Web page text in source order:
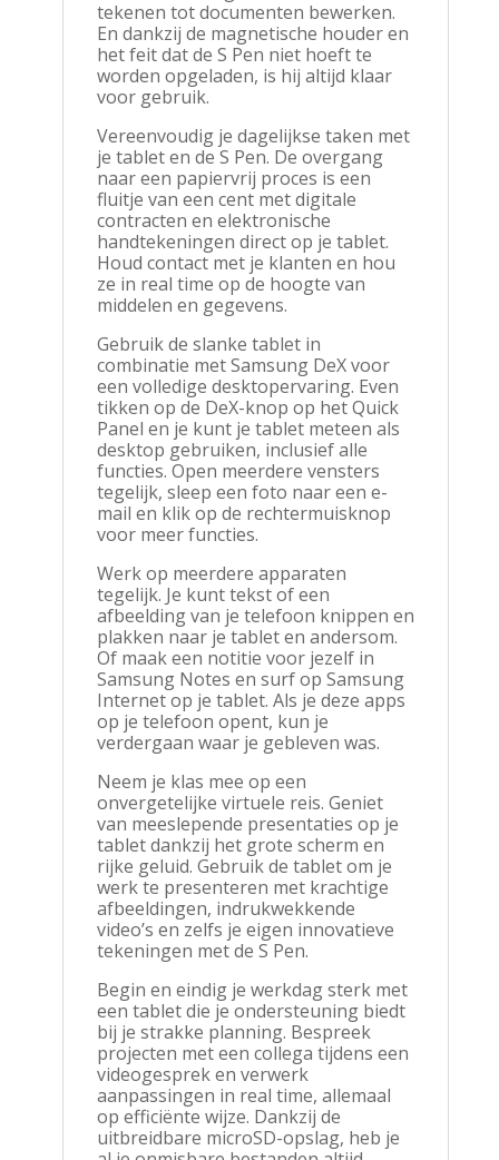
tekenen tot documenten bewerken.
En dankzij de magnetische houder en
het feit dat de S Pen niet hoeft te
worden opgeladen, is hij altijd klaar
voor gebruik.
Vereenvoudig je dagelijkse taken met
je tablet en de S Pen. De overgang
naar een papiervrij proces is een
fluitje van een cent met digitale
contracten en elektronische
handtekeningen direct op je tablet.
Houd contact met je klanten en hou
ze in real time op de hoogte van
middelen en gegevens.
Gebruik de slanke tablet in
combinatie met Samsung DeX voor
een volledige desktopervaring. Even
tikken op de DeX-knop op het Quick
Panel en je kunt je tablet meteen als
desktop gebruiken, inclusief alle
functies. Open meerdere vensters
tegelijk, sleep een foto naar een e-
mail en klik op de rechtermuisknop
voor meer functies.
Werk op meerdere apparaten
tegelijk. Je kunt tekst of een
afbeelding van je telefoon knippen en
plakken naar je tablet en andersom.
Of maak een notitie voor jezelf in
Samsung Notes en surf op Samsung
Internet op je tablet. Als je deze apps
op je telefoon opent, kun je
verdergaan waar je gebleven was.
Neem je klas mee op een
onvergetelijke virtuele reis. Geniet
van meeslepende presentaties op je
tablet dankzij het grote scherm en
rijke geluid. Gebruik de tablet om je
werk te presenteren met krachtige
afbeeldingen, indrukwekkende
video’s en zelfs je eigen innovatieve
tekeningen met de S Pen.
Begin en eindig je werkdag sterk met
een tablet die je ondersteuning biedt
bij je strakke planning. Bespreek
projecten met een collega tijdens een
videogesprek en verwerk
aanpassingen in real time, allemaal
op efficiënte wijze. Dankzij de
uitbreidbare microSD-opslag, heb je